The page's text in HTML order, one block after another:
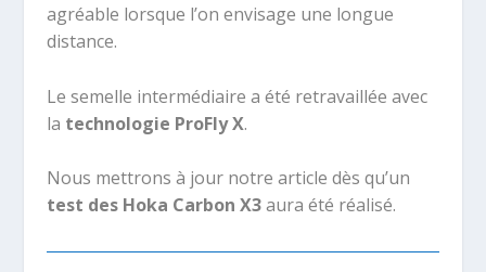
agréable lorsque l’on envisage une longue
distance.
Le semelle intermédiaire a été retravaillée avec
la technologie ProFly X.
Nous mettrons à jour notre article dès qu’un
test des Hoka Carbon X3aura été réalisé.